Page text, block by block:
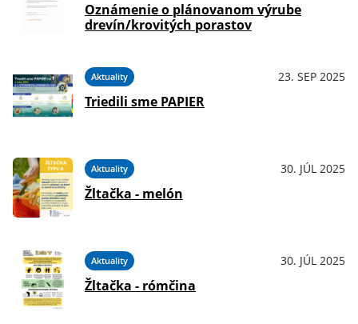
Oznámenie o plánovanom výrube
drevín/krovitých porastov
Aktuality 23. SEP 2025
Triedili sme PAPIER
Aktuality 30. JÚL 2025
Žltačka - melón
Aktuality 30. JÚL 2025
Žltačka - rómčina